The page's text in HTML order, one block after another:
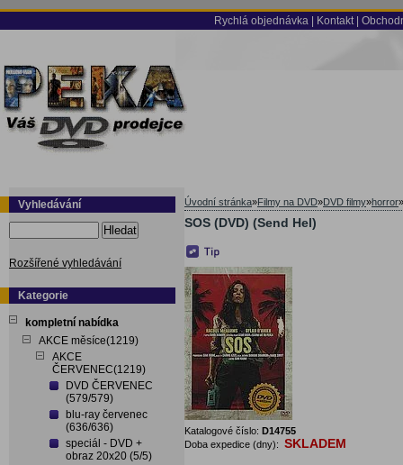
Rychlá objednávka Kontakt
Vyhledávání
Hledat
Rozšířené vyhledávání
Kategorie
kompletní nabídka
AKCE měsíce(1219)
AKCE
ČERVENEC(1219)
DVD ČERVENEC
(579/579)
blu-ray červenec
(636/636)
speciál - DVD +
obraz 20x20 (5/5)
Úvodní stránka»Filmy na DVD»DVD filmy»horror»
SOS (DVD) (Send Hel)
Katalogové číslo: D14755
Doba expedice (dny): SKLADEM